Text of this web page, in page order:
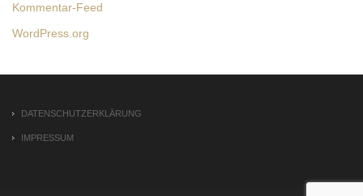
Kommentar-Feed
WordPress.org
DATENSCHUTZERKLÄRUNG
IMPRESSUM